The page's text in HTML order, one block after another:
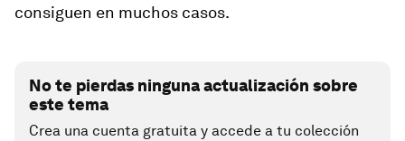
consiguen en muchos casos.
No te pierdas ninguna actualización sobre
este tema
Crea una cuenta gratuita y accede a tu colección